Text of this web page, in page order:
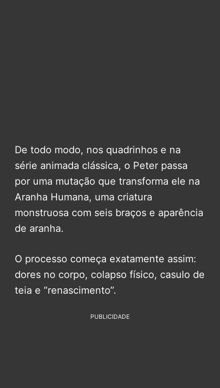
De todo modo, nos quadrinhos e na
série animada clássica, o Peter passa
por uma mutação que transforma ele na
Aranha Humana, uma criatura
monstruosa com seis braços e aparência
de aranha.
O processo começa exatamente assim:
dores no corpo, colapso físico, casulo de
teia e “renascimento”.
PUBLICIDADE